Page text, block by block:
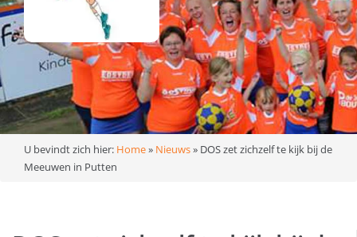
U bevindt zich hier: Home» Nieuws» DOS zet zichzelf te kijk bij de
Meeuwen in Putten